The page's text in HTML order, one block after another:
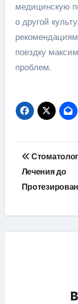
медицинскую
о другой
поездку
проблем.
по
Лечения до